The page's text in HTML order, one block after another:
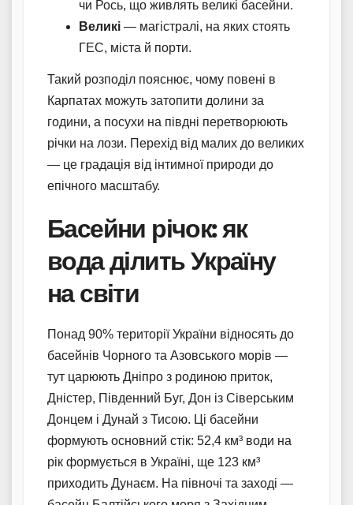
чи Рось, що живлять великі басейни.
Великі — магістралі, на яких стоять
ГЕС, міста й порти.
Такий розподіл пояснює, чому повені в
Карпатах можуть затопити долини за
години, а посухи на півдні перетворюють
річки на лози. Перехід від малих до великих
— це градація від інтимної природи до
епічного масштабу.
Басейни річок: як
вода ділить Україну
на світи
Понад 90% території України відносять до
басейнів Чорного та Азовського морів —
тут царюють Дніпро з родиною приток,
Дністер, Південний Буг, Дон із Сіверським
Донцем і Дунай з Тисою. Ці басейни
формують основний стік: 52,4 км³ води на
рік формується в Україні, ще 123 км³
приходить Дунаєм. На півночі та заході —